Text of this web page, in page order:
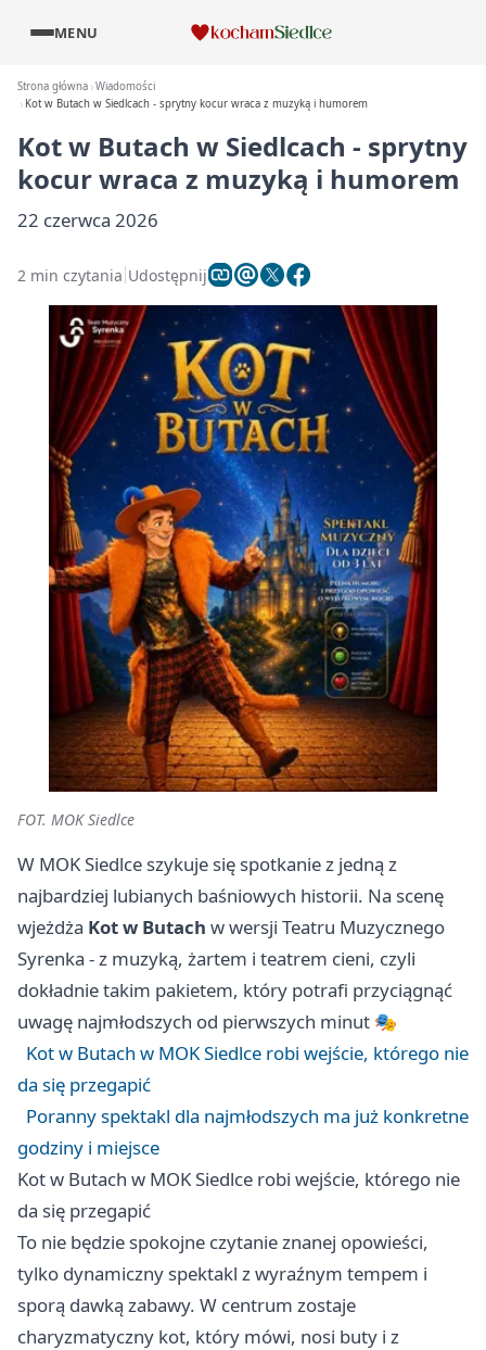
MENU
Strona główna Wiadomości
Kot w Butach w Siedlcach - sprytny kocur wraca z muzyką i humorem
Kot w Butach w Siedlcach - sprytny
kocur wraca z muzyką i humorem
22 czerwca 2026
2 min czytania Udostępnij
FOT. MOK Siedlce
W MOK Siedlce szykuje się spotkanie z jedną z
najbardziej lubianych baśniowych historii. Na scenę
wjeżdża Kot w Butach w wersji Teatru Muzycznego
Syrenka - z muzyką, żartem i teatrem cieni, czyli
dokładnie takim pakietem, który potrafi przyciągnąć
uwagę najmłodszych od pierwszych minut 🎭
Kot w Butach w MOK Siedlce robi wejście, którego nie
da się przegapić
Poranny spektakl dla najmłodszych ma już konkretne
godziny i miejsce
Kot w Butach w MOK Siedlce robi wejście, którego nie
da się przegapić
To nie będzie spokojne czytanie znanej opowieści,
tylko dynamiczny spektakl z wyraźnym tempem i
sporą dawką zabawy. W centrum zostaje
charyzmatyczny kot, który mówi, nosi buty i z